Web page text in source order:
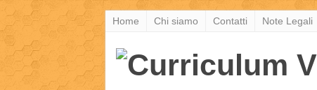
Home Chi siamo Contatti Note Legali